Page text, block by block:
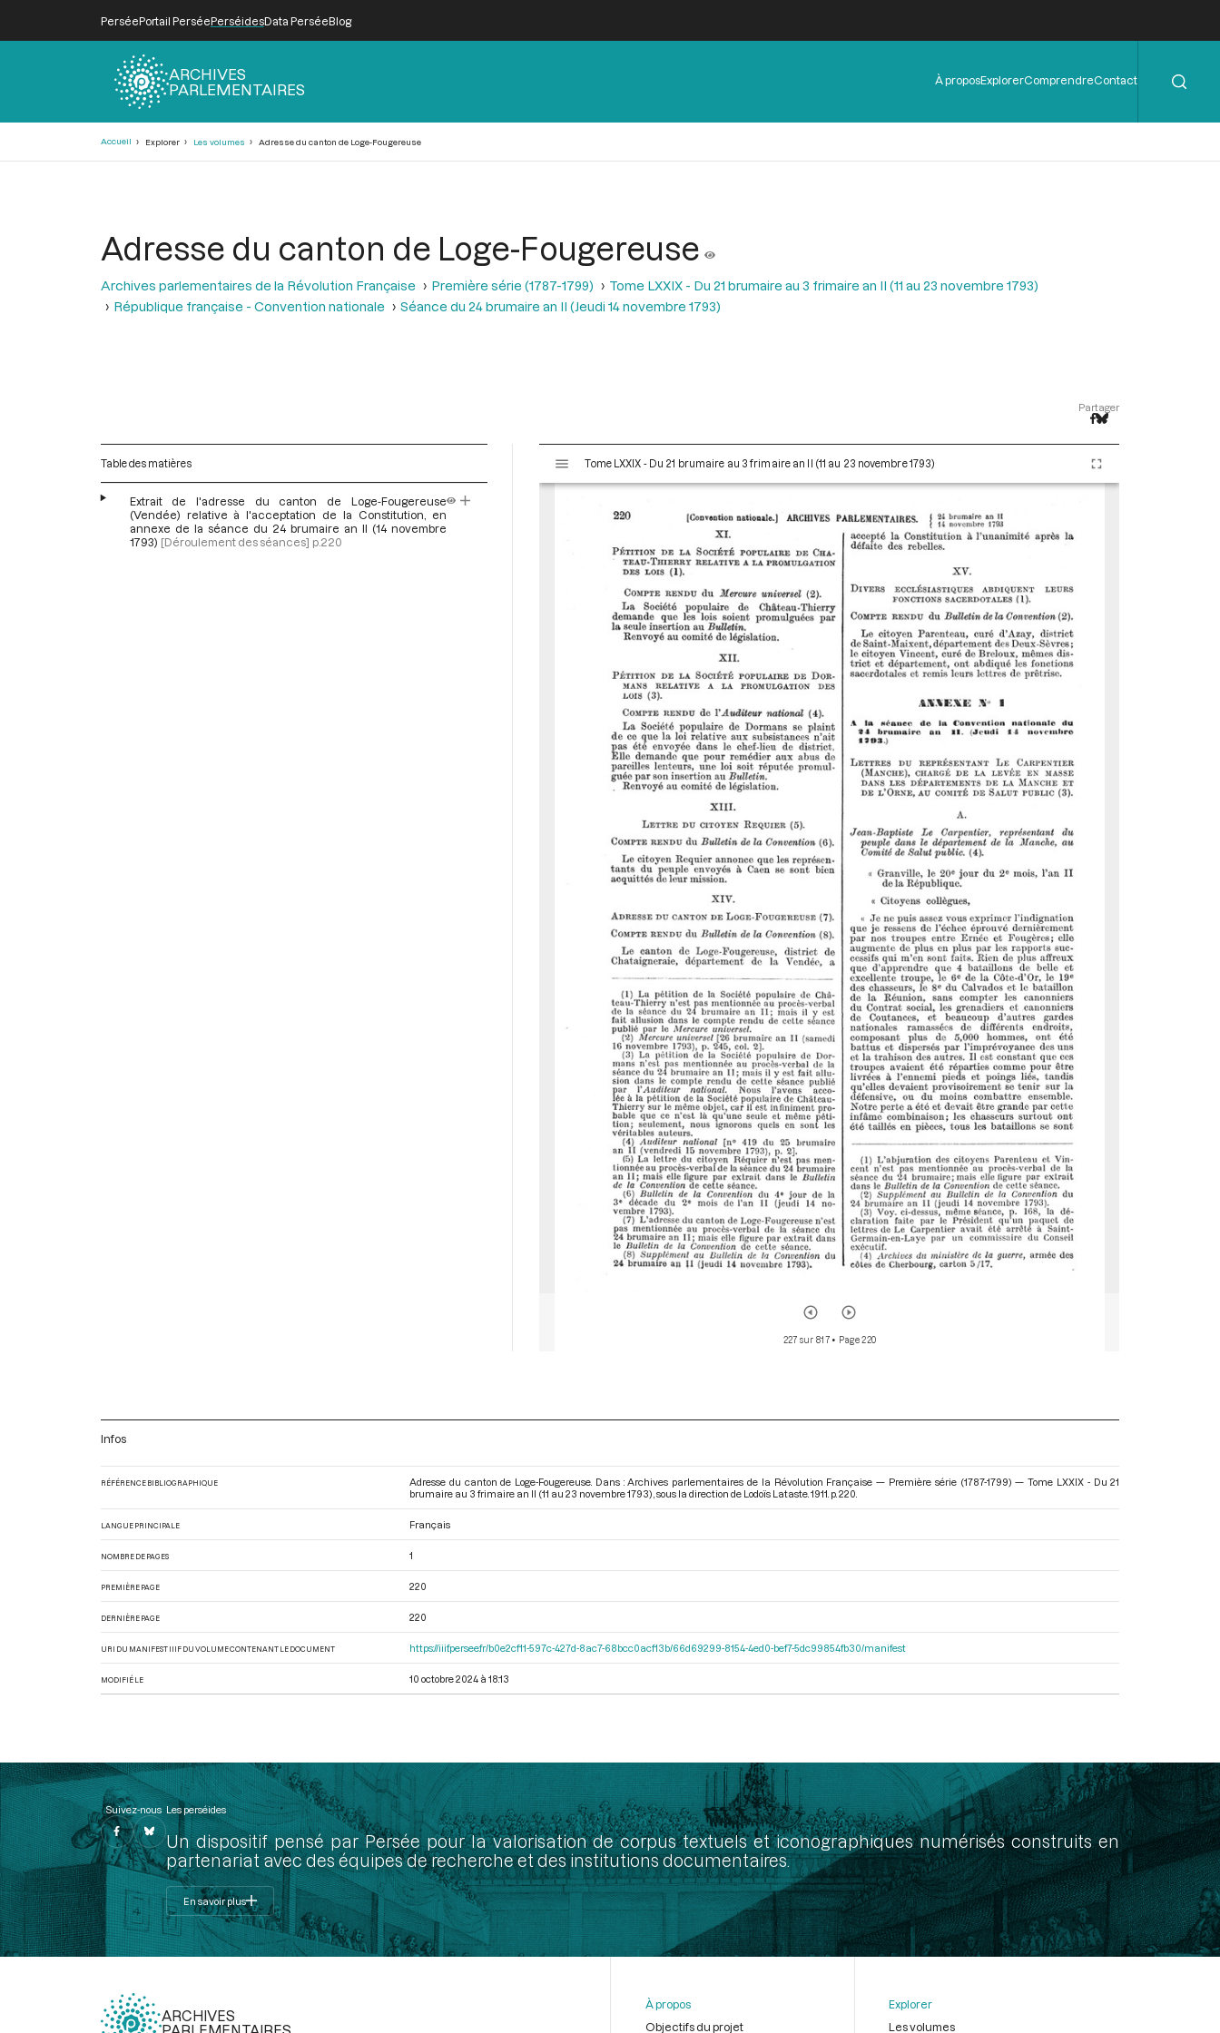
PerséePortail PerséePerséidesData PerséeBlog
ARCHIVES
PARLEMENTAIRES
Menu
de
À proposExplorerComprendreContact
Accueil Explorer Les volumes Adresse du canton de Loge-Fougereuse
Adresse du canton de Loge-Fougereuse
Archives parlementaires de la Révolution Française Première série (1787-1799)
Tome LXXIX - Du 21 brumaire au 3 frimaire an II (11 au 23 novembre 1793)
République française - Convention nationale
Séance du 24 brumaire an II (Jeudi 14 novembre 1793)
Partager
Table des matières
Extrait de l'adresse du canton de Loge-Fougereuse
(Vendée) relative à l'acceptation de la Constitution, en
annexe de la séance du 24 brumaire an II (14 novembre
1793) [Déroulement des séances] p.220
s
Tome LXXIX - Du 21 brumaire au 3 frimaire an II (11 au 23 novembre 1793)
227 sur 817• Page 220
Infos
RÉFÉRENCE BIBLIOGRAPHIQUE
Adresse du canton de Loge-Fougereuse. Dans : Archives parlementaires de la Révolution Française — Première série (1787-1799) — Tome LXXIX - Du 21
brumaire au 3 frimaire an II (11 au 23 novembre 1793) , sous la direction de Lodoïs Lataste. 1911. p. 220.
LANGUE PRINCIPALE Français
NOMBRE DE PAGES 1
PREMIÈRE PAGE 220
DERNIÈRE PAGE 220
URI DU MANIFEST IIIF DU VOLUME CONTENANT LE DOCUMENT https://iiif.persee.fr/b0e2cf11-597c-427d-8ac7-68bcc0acf13b/66d69299-8154-4ed0-bef7-5dc99854fb30/manifest
MODIFIÉ LE 10 octobre 2024 à 18:13
Suivez-nous Les perséides
Un dispositif pensé par Persée pour la valorisation de corpus textuels et iconographiques numérisés construits en
partenariat avec des équipes de recherche et des institutions documentaires.
En savoir plus
ARCHIVES
À propos
Objectifs du projet
Explorer
Les volumes